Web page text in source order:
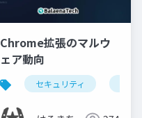
chrome extensions
Chrome拡張のマルウ
ェア動向
セキュリティ